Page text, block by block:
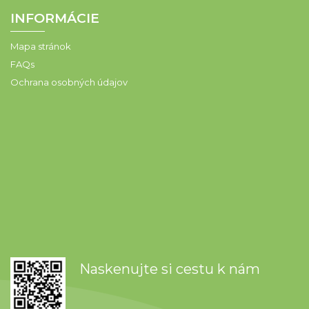
INFORMÁCIE
Mapa stránok
FAQs
Ochrana osobných údajov
Naskenujte si cestu k nám